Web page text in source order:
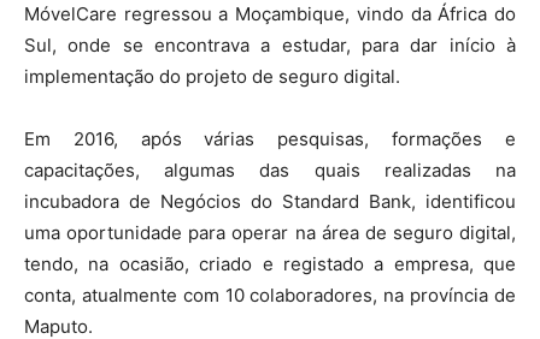
MóvelCare regressou a Moçambique, vindo da África do
Sul, onde se encontrava a estudar, para dar início à
implementação do projeto de seguro digital.
Em 2016, após várias pesquisas, formações e
capacitações, algumas das quais realizadas na
incubadora de Negócios do Standard Bank, identificou
uma oportunidade para operar na área de seguro digital,
tendo, na ocasião, criado e registado a empresa, que
conta, atualmente com 10 colaboradores, na província de
Maputo.